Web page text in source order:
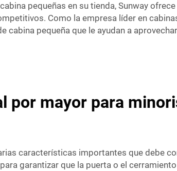
pequeñas en su tienda, Sunway
Como la empresa líder en
cabina pequeña que le ayudan a
por mayor para
características importantes que debe
garantizar que la puerta o el